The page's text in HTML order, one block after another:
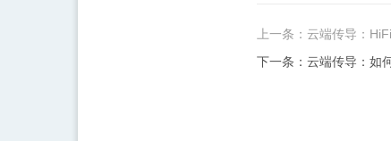
上一条：云端传导：
下一条：云端传导：如